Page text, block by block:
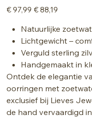
Originele
prijs
€ 97,99 Verkoopprijs
€ 88,19
Natuurlijke
Lichtgewicht –
Verguld sterling
Handgemaakt in
Ontdek de elegantie
oorringen met
exclusief bij Lieves
de hand vervaardigd